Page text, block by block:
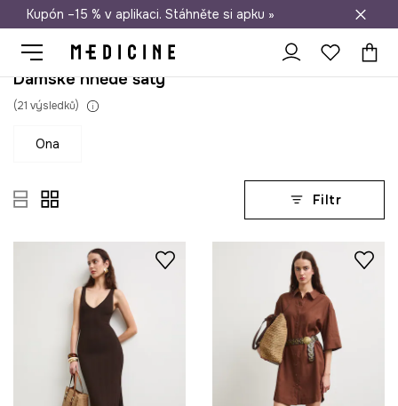
Doprava zdarma při nákupu nad 1 200 Kč
Kupón –15 % v aplikaci. Stáhněte si apku »
Dámské hnědé šaty
(21 výsledků)
ona
Filtr